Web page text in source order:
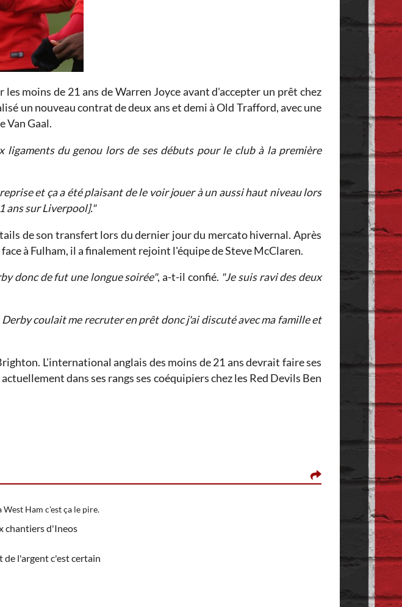
moins de 21 ans de Warren Joyce avant d'accepter un prêt chez
un nouveau contrat de deux ans et demi à Old Trafford, avec une
Van Gaal.
ligaments du genou lors de ses débuts pour le club à la première
et ça a été plaisant de le voir jouer à un aussi haut niveau lors
ans sur Liverpool]."
de son transfert lors du dernier jour du mercato hivernal. Après
à Fulham, il a finalement rejoint l'équipe de Steve McClaren.
donc de fut une longue soirée", a-t-il confié. "Je suis ravi des deux
coulait me recruter en prêt donc j'ai discuté avec ma famille et
L'international anglais des moins de 21 ans devrait faire ses
dans ses rangs ses coéquipiers chez les Red Devils Ben
Ham c'est ça le pire.
chantiers d'Ineos
de l'argent c'est certain
TARTIFLETTE-
Il y a 1 heure,
Après , je prend
Personne ne
C'est la le prob.